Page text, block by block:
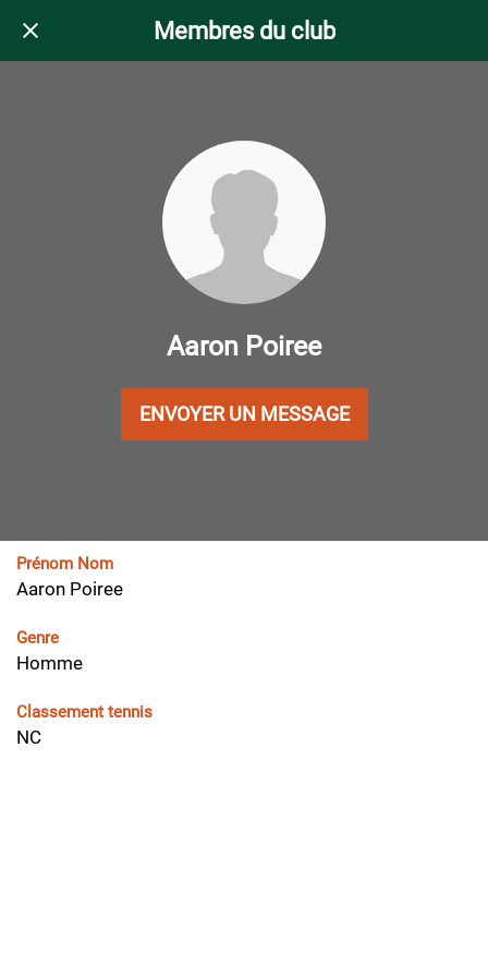
Membres du club
Aaron Poiree
ENVOYER UN MESSAGE
Prénom Nom
Aaron Poiree
Genre
Homme
Classement tennis
NC